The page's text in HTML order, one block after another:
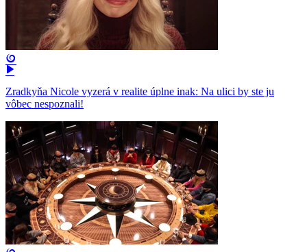
Zradkyňa Nicole vyzerá v realite úplne inak: Na ulici by ste ju
vôbec nespoznali!